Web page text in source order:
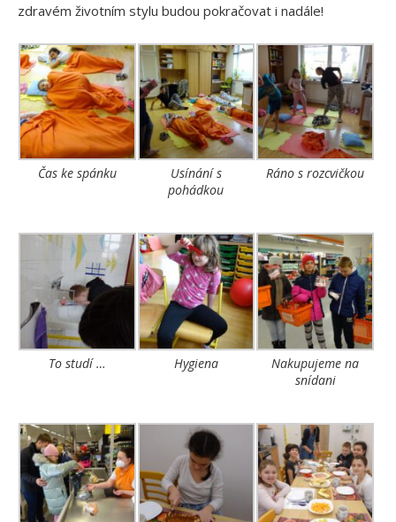
zdravém životním stylu budou pokračovat i nadále!
Čas ke spánku
Usínání s
pohádkou
Ráno s rozcvičkou
To studí … Hygiena
Nakupujeme na
snídani